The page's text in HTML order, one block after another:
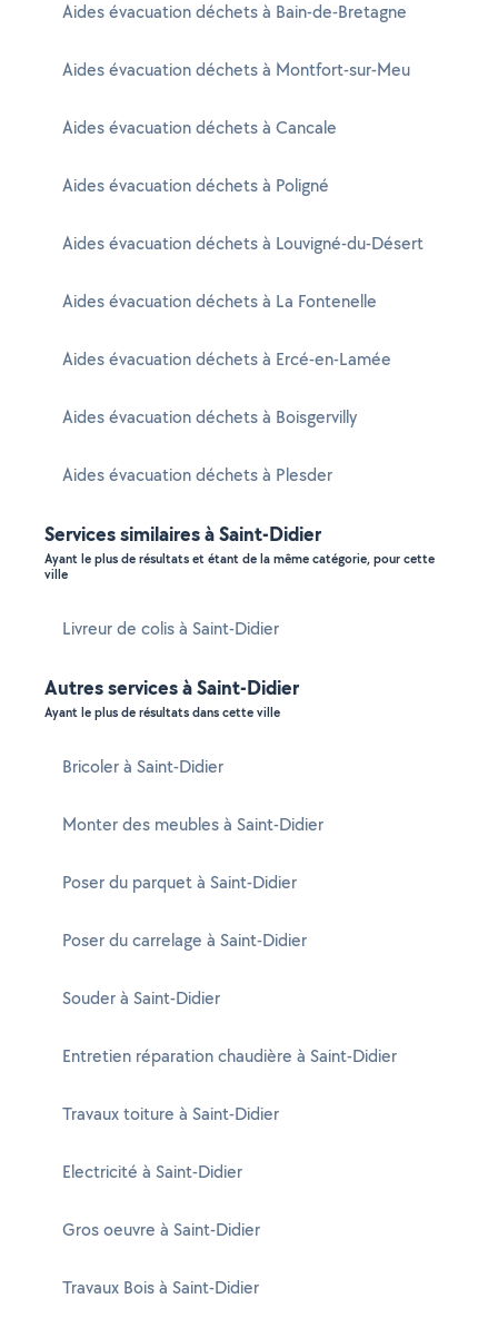
Aides évacuation déchets à Bain-de-Bretagne
Aides évacuation déchets à Montfort-sur-Meu
Aides évacuation déchets à Cancale
Aides évacuation déchets à Poligné
Aides évacuation déchets à Louvigné-du-Désert
Aides évacuation déchets à La Fontenelle
Aides évacuation déchets à Ercé-en-Lamée
Aides évacuation déchets à Boisgervilly
Aides évacuation déchets à Plesder
Services similaires à Saint-Didier
Ayant le plus de résultats et étant de la même catégorie, pour cette
ville
Livreur de colis à Saint-Didier
Autres services à Saint-Didier
Ayant le plus de résultats dans cette ville
Bricoler à Saint-Didier
Monter des meubles à Saint-Didier
Poser du parquet à Saint-Didier
Poser du carrelage à Saint-Didier
Souder à Saint-Didier
Entretien réparation chaudière à Saint-Didier
Travaux toiture à Saint-Didier
Electricité à Saint-Didier
Gros oeuvre à Saint-Didier
Travaux Bois à Saint-Didier